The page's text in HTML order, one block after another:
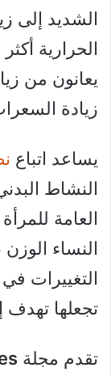
الشديد إلى
الحرارية
يعانون من
زيادة
يساعد اتباع
النشاط
العامة
النساء
التغييرات
تجعلها تهدف
تقدم مجلة